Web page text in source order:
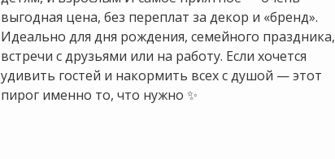
выгодная цена, без переплат за декор и «бренд».
Идеально для дня рождения, семейного праздника,
встречи с друзьями или на работу. Если хочется
удивить гостей и накормить всех с душой — этот
пирог именно то, что нужно ✨